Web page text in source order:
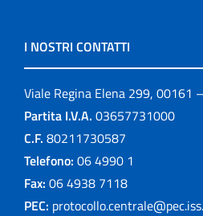
I NOSTRI CONTATTI
Viale Regina Elena 299, 00161
Partita I.V.A. 03657731000
C.F. 80211730587
Telefono: 06 4990 1
Fax: 06 4938 7118
PEC: